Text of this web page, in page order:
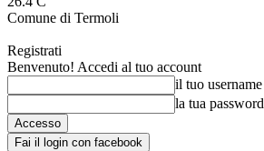
Comune di Termoli
Registrati
Benvenuto! Accedi al tuo account
il tuo username
la tua password
Fai il login con facebook